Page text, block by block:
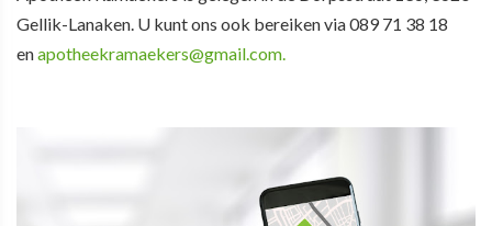
Gellik-Lanaken. U kunt ons ook bereiken via 089 71 38 18
enapotheekramaekers@gmail.com.